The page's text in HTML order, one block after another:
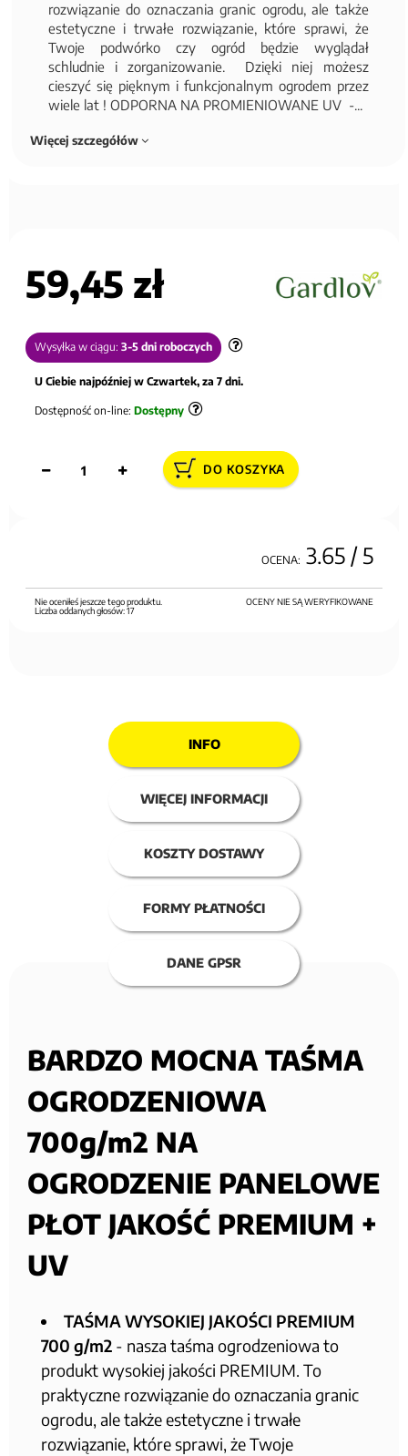
rozwiązanie do oznaczania granic ogrodu, ale także
estetyczne i trwałe rozwiązanie, które sprawi, że
Twoje podwórko czy ogród będzie wyglądał
schludnie i zorganizowanie. Dzięki niej możesz
cieszyć się pięknym i funkcjonalnym ogrodem przez
wiele lat ! ODPORNA NA PROMIENIOWANE UV -...
Więcej szczegółów
59,45 zł
Wysyłka w ciągu: 3-5 dni roboczych
U Ciebie najpóźniej w Czwartek, za 7 dni.
Dostępność on-line: Dostępny
DO KOSZYKA
OCENA: 3.65 / 5
OCENY NIE SĄ WERYFIKOWANE
Nie oceniłeś jeszcze tego produktu.
Liczba oddanych głosów:17
INFO
WIĘCEJ INFORMACJI
KOSZTY DOSTAWY
FORMY PŁATNOŚCI
DANE GPSR
BARDZO MOCNA TAŚMA
OGRODZENIOWA
700g/m2 NA
OGRODZENIE PANELOWE
PŁOT JAKOŚĆ PREMIUM +
UV
TAŚMA WYSOKIEJ JAKOŚCI PREMIUM
700 g/m2 - nasza taśma ogrodzeniowa to
produkt wysokiej jakości PREMIUM. To
praktyczne rozwiązanie do oznaczania granic
ogrodu, ale także estetyczne i trwałe
rozwiązanie, które sprawi, że Twoje